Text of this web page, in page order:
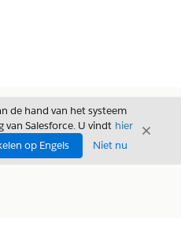
de hand van het systeem
Salesforce. U vindt hier
op Engels Niet nu
Sluiten